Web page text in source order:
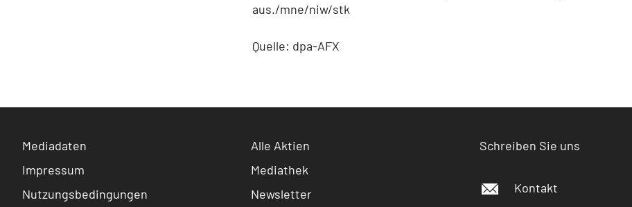
aus./mne/niw/stk
Quelle: dpa-AFX
Mediadaten
Impressum
Nutzungsbedingungen
Alle Aktien
Mediathek
Newsletter
Schreiben Sie uns
Kontakt